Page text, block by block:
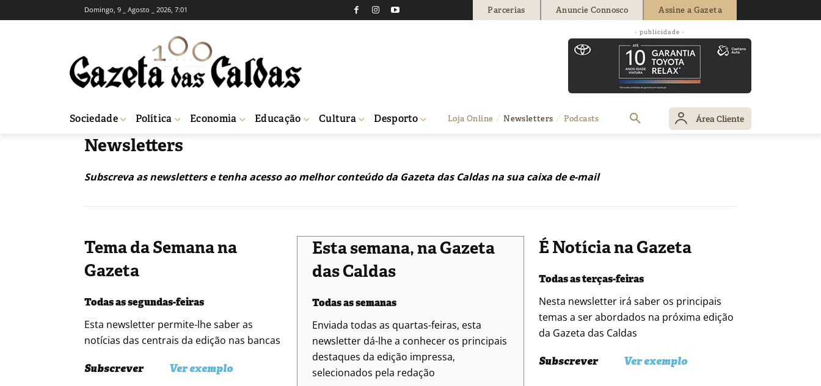
Domingo, 9 _ Agosto _ 2026, 7:01 Parcerias Anuncie Connosco Assine a Gazeta
- publicidade -
Sociedade Política Economia Educação Cultura Desporto Loja Online Newsletters Podcasts Área Cliente
Newsletters
Subscreva as newsletters e tenha acesso ao melhor conteúdo da Gazeta das Caldas na sua caixa de e-mail
Tema da Semana na
Gazeta
Todas as segundas-feiras
Esta newsletter permite-lhe saber as
notícias das centrais da edição nas bancas
Subscrever Ver exemplo
Esta semana, na Gazeta
das Caldas
Todas as semanas
Enviada todas as quartas-feiras, esta
newsletter dá-lhe a conhecer os principais
destaques da edição impressa,
selecionados pela redação
É Notícia na Gazeta
Todas as terças-feiras
Nesta newsletter irá saber os principais
temas a ser abordados na próxima edição
da Gazeta das Caldas
Subscrever Ver exemplo